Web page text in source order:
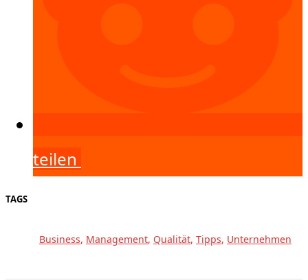
teilen
TAGS
Business, Management, Qualität, Tipps, Unternehmen